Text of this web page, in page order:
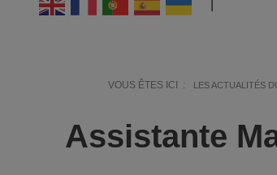
VOUS ÊTES ICI : LES ACTUALITÉS
Assistante